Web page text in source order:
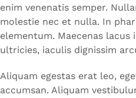
enim venenatis semper.
molestie nec et nulla. In
elementum. Maecenas
ultricies, iaculis dignissim
Aliquam egestas erat leo,
accumsan. Aliquam